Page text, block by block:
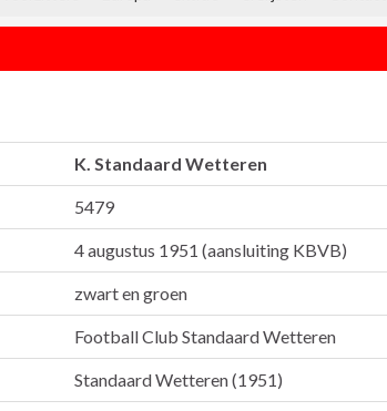
K. Standaard Wetteren
5479
4 augustus 1951 (aansluiting KBVB)
zwart en groen
Football Club Standaard Wetteren
Standaard Wetteren (1951)